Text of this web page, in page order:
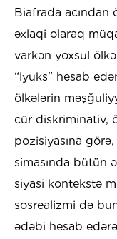
Biafrada acından
əxlaqi olaraq
varkən yoxsul
“lyuks” hesab
ölkələrin
cür diskriminativ,
pozisiyasına
simasında bütün
siyasi kontekstə
sosrealizmi də
ədəbi hesab